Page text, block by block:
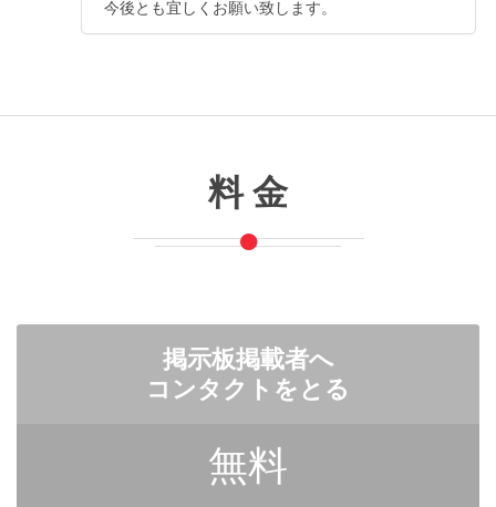
今後とも宜しくお願い致します。
料 金
掲示板掲載者へ
コンタクトをとる
無料